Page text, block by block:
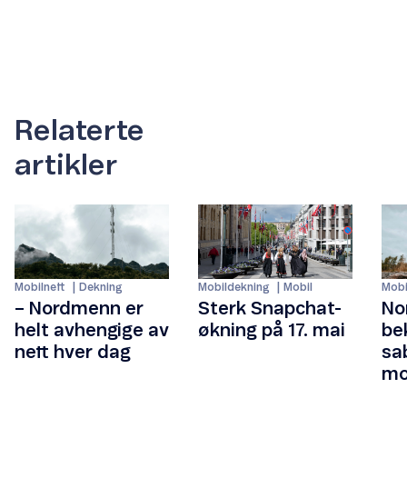
Relaterte
artikler
Mobilnett Dekning
– Nordmenn er
helt avhengige av
nett hver dag
Mobildekning Mobil
Sterk Snapchat-
økning på 17. mai